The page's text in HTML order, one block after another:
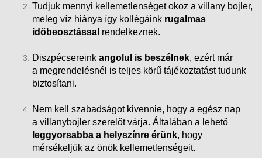
Tudjuk mennyi kellemetlenséget okoz a villany bojler,
meleg víz hiánya így kollégáink rugalmas
időbeosztással rendelkeznek.
Diszpécsereink angolul is beszélnek, ezért már
a megrendelésnél is teljes körű tájékoztatást tudunk
biztosítani.
Nem kell szabadságot kivennie, hogy a egész nap
a villanybojler szerelőt várja. Általában a lehető
leggyorsabba a helyszínre érünk, hogy
mérsékeljük az önök kellemetlenségeit.